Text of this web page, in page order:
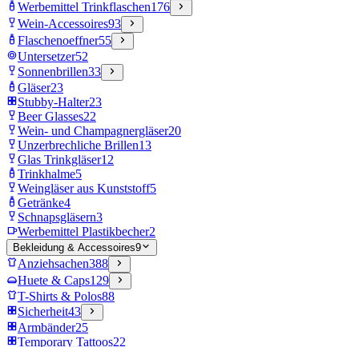
Werbemittel Trinkflaschen176
Wein-Accessoires93
Flaschenoeffner55
Untersetzer52
Sonnenbrillen33
Gläser23
Stubby-Halter23
Beer Glasses22
Wein- und Champagnergläser20
Unzerbrechliche Brillen13
Glas Trinkgläser12
Trinkhalme5
Weingläser aus Kunststoff5
Getränke4
Schnapsgläsern3
Werbemittel Plastikbecher2
Bekleidung & Accessoires9
Anziehsachen388
Huete & Caps129
T-Shirts & Polos88
Sicherheit43
Armbänder25
Temporary Tattoos22